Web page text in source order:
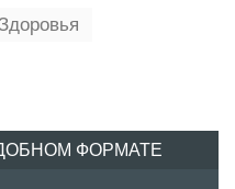
ФОРМАТЕ